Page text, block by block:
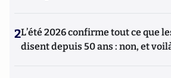
2L’été 2026 confirme tout ce que
disent depuis 50 ans : non, et